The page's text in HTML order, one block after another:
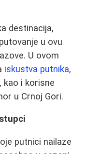
destinacija,
u ovu
U ovom
iskustva putnika,
kao i korisne
u Crnoj Gori.
putnici nailaze